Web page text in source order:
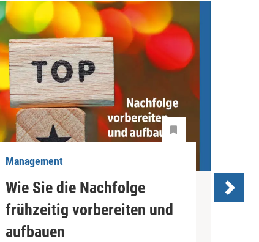
Management
Wie Sie die Nachfolge
frühzeitig vorbereiten und
aufbauen